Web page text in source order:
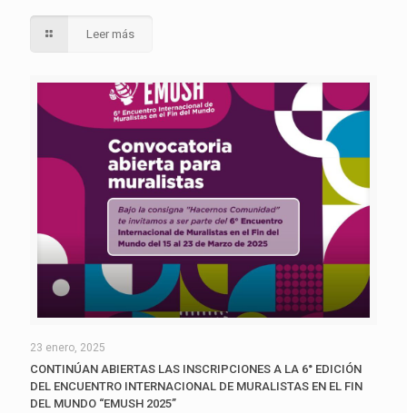
Leer más
23 enero, 2025
CONTINÚAN ABIERTAS LAS INSCRIPCIONES A LA 6° EDICIÓN
DEL ENCUENTRO INTERNACIONAL DE MURALISTAS EN EL FIN
DEL MUNDO “EMUSH 2025”